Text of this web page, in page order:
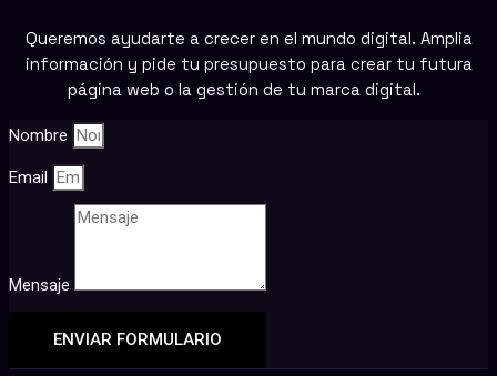
Queremos ayudarte a crecer en el mundo digital. Amplia
información y pide tu presupuesto para crear tu futura
página web o la gestión de tu marca digital.
Nombre
Email
Mensaje
ENVIAR FORMULARIO